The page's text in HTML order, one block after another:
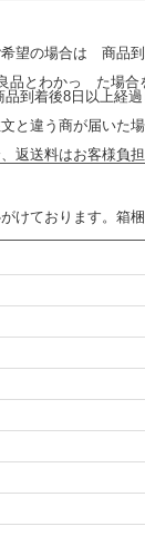
望の場合は 商品
品とわかっ た場合
到着後8日以上経
と違う商が届いた
返送料はお客様負担
けております。箱